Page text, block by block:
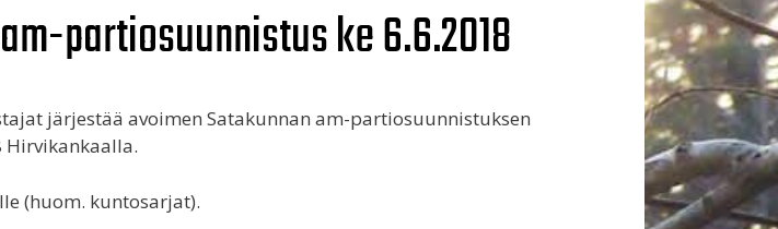
partiosuunnistus ke 6.6.2018
järjestää avoimen Satakunnan am-partiosuunnistuksen
Hirvikankaalla.
(huom. kuntosarjat).